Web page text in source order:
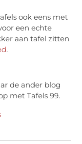
ook eens met
een echte
aan tafel zitten
.
de ander blog
met Tafels 99.